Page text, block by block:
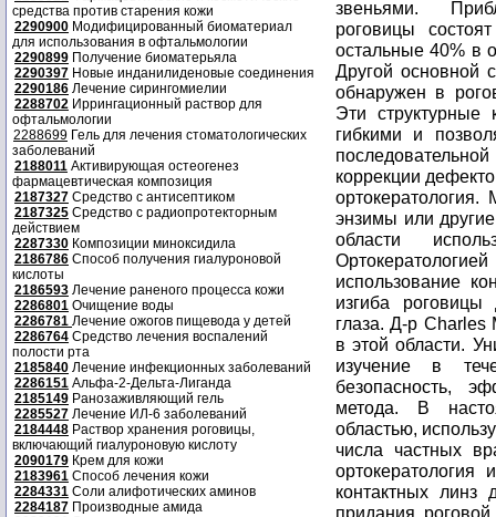
средства против старения кожи
2290900 Модифицированный биоматериал
для использования в офтальмологии
2290899 Получение биоматерьяла
2290397 Новые инданилиденовые соединения
2290186 Лечение сирингомиелии
2288702 Иррингационный раствор для
офтальмологии
2288699 Гель для лечения стоматологических
заболеваний
2188011 Активирующая остеогенез
фармацевтическая композиция
2187327 Средство с антисептиком
2187325 Средство с радиопротекторным
действием
2287330 Композиции миноксидила
2186786 Способ получения гиалуроновой
кислоты
2186593 Лечение раненого процесса кожи
2286801 Очищение воды
2286781 Лечение ожогов пищевода у детей
2286764 Средство лечения воспалений
полости рта
2185840 Лечение инфекционных заболеваний
2286151 Альфа-2-Дельта-Лиганда
2185149 Ранозаживляющий гель
2285527 Лечение ИЛ-6 заболеваний
2184448 Раствор хранения роговицы,
включающий гиалуроновую кислоту
2090179 Крем для кожи
2183961 Способ лечения кожи
2284331 Соли алифотических аминов
2284187 Производные амида
звеньями.
роговицы
остальные 40% в
Другой основной
обнаружен в
Эти структурные
гибкими и
коррекции
энзимы или
области
использование
изгиба
глаза. Д-р Charles
в этой области.
изучение в
безопасность,
метода. В
областью,
числа частных
ортокератология
контактных
придания